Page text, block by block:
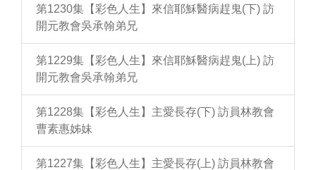
第1230集【彩色人生】來信耶穌醫病趕鬼(下) 訪
開元教會吳承翰弟兄
第1229集【彩色人生】來信耶穌醫病趕鬼(上) 訪
開元教會吳承翰弟兄
第1228集【彩色人生】主愛長存(下) 訪員林教會
曹素惠姊妹
第1227集【彩色人生】主愛長存(上) 訪員林教會